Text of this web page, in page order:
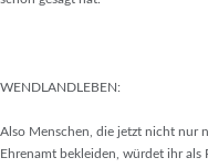
WENDLANDLEBEN:
Also Menschen, die jetzt nicht nur
Ehrenamt bekleiden, würdet ihr als